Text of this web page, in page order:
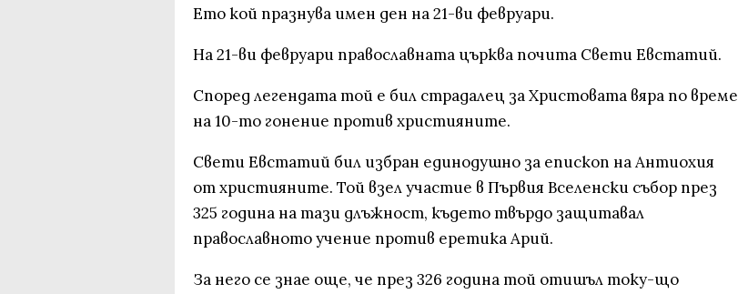
Ето кой празнува имен ден на 21-ви февруари.
На 21-ви февруари православната църква почита Свети Евстатий.
Според легендата той е бил страдалец за Христовата вяра по време
на 10-то гонение против християните.
Свети Евстатий бил избран единодушно за епископ на Антиохия
от християните. Той взел участие в Първия Вселенски събор през
325 година на тази длъжност, където твърдо защитавал
православното учение против еретика Арий.
За него се знае още, че през 326 година той отишъл току-що